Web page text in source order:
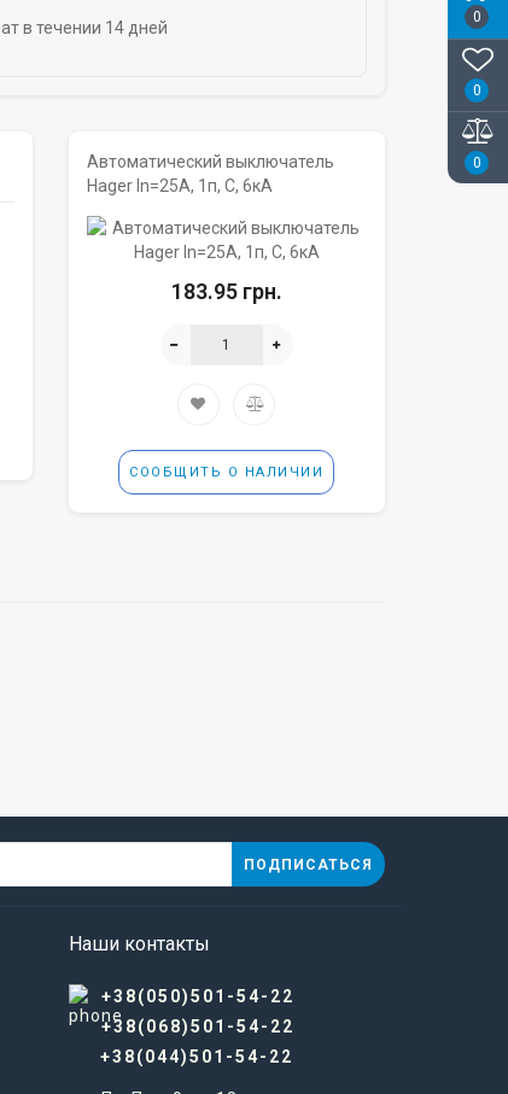
0
0
0
в течении 14 дней
Автоматический выключатель
Hager In=25A, 1п, C, 6кА
183.95 грн.
СООБЩИТЬ О НАЛИЧИИ
ПОДПИСАТЬСЯ
Наши контакты
+38(050)501-54-22
+38(068)501-54-22
+38(044)501-54-22